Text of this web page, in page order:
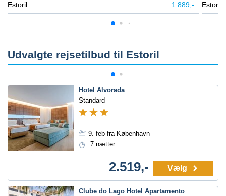
Estoril 1.889,- Estoril
Udvalgte rejsetilbud til Estoril
Hotel Alvorada
Standard
9. feb fra København
7 nætter
2.519,- Vælg
Clube do Lago Hotel Apartamento